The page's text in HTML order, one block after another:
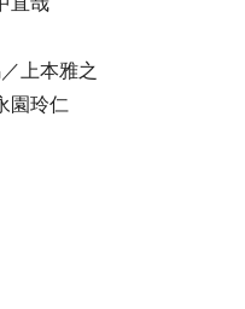
上本雅之
園玲仁